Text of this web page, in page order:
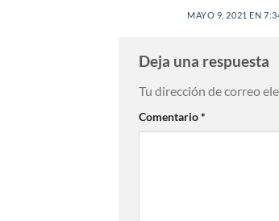
MAYO 9, 2021 EN
Deja una respuesta
Tu dirección de correo
Comentario*